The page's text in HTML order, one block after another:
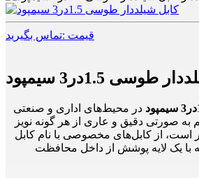
قیمت :تماس بگیرید
طوسی 1.5در3 سیمپود
در محیط‌های اداری و صنعتی
به صورتی دقیق و عاری از هر گونه نویز
است، از کابل‌های مخصوصی با نام کابل
با یک‌ لایه پوشش از داخل محافظت